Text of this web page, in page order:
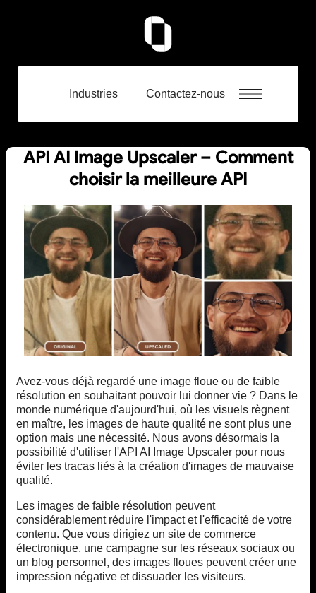
Industries Contactez-nous
API AI Image Upscaler – Comment
choisir la meilleure API
Avez-vous déjà regardé une image floue ou de faible
résolution en souhaitant pouvoir lui donner vie ? Dans le
monde numérique d'aujourd'hui, où les visuels règnent
en maître, les images de haute qualité ne sont plus une
option mais une nécessité. Nous avons désormais la
possibilité d'utiliser l'API AI Image Upscaler pour nous
éviter les tracas liés à la création d'images de mauvaise
qualité.
Les images de faible résolution peuvent
considérablement réduire l'impact et l'efficacité de votre
contenu. Que vous dirigiez un site de commerce
électronique, une campagne sur les réseaux sociaux ou
un blog personnel, des images floues peuvent créer une
impression négative et dissuader les visiteurs.